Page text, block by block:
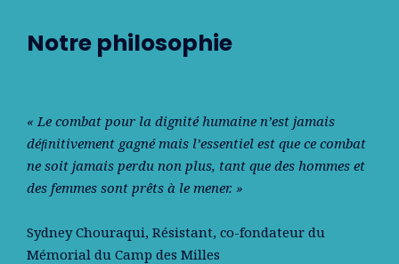
Notre philosophie
« Le combat pour la dignité humaine n’est jamais
déﬁnitivement gagné mais l’essentiel est que ce combat
ne soit jamais perdu non plus, tant que des hommes et
des femmes sont prêts à le mener. »
Sydney Chouraqui, Résistant, co-fondateur du
Mémorial du Camp des Milles